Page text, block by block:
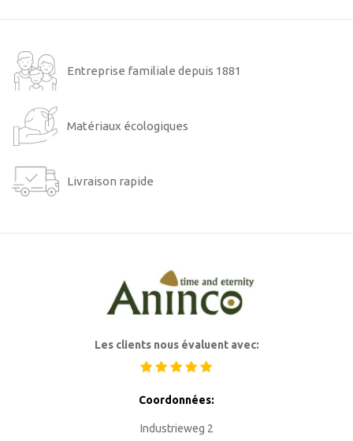
Entreprise familiale depuis 1881
Matériaux écologiques
Livraison rapide
Les clients nous évaluent avec:
Coordonnées:
Industrieweg 2